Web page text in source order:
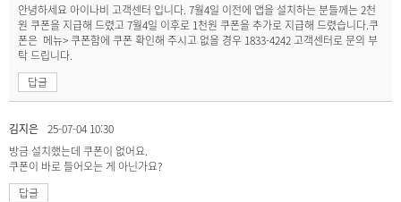
안녕하세요 아이나비 고객센터 입니다. 7월4일 이전에 앱을 설치하는 분들께는 2천
원 쿠폰을 지급해 드렸고 7월4일 이후로 1천원 쿠폰을 추가로 지급해 드렸습니다.쿠
폰은 메뉴> 쿠폰함에 쿠폰 확인해 주시고 없을 경우 1833-4242 고객센터로 문의 부
탁 드립니다.
답글
김지은 25-07-04 10:30
방금 설치했는데 쿠폰이 없어요.
쿠폰이 바로 들어오는 게 아닌가요?
답글